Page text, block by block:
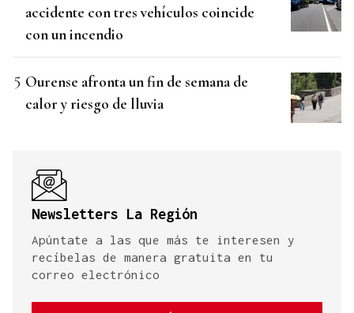
accidente con tres vehículos coincide
con un incendio
Ourense afronta un fin de semana de
calor y riesgo de lluvia
Newsletters La Región
Apúntate a las que más te interesen y
recíbelas de manera gratuita en tu
correo electrónico